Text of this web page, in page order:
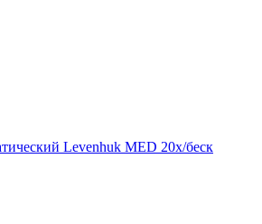
Levenhuk MED 20x/беск